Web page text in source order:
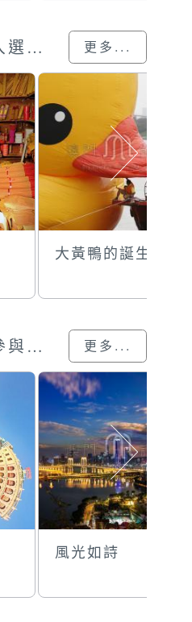
澳門回歸25載”攝影展圖片徵集的入選作品 更多...
大黃鴨的誕生
澳門回歸25載”攝影展圖片徵集的參與作品 更多...
風光如詩